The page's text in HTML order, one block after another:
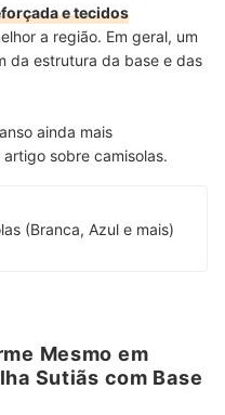
e tecidos
a região. Em geral, um
da estrutura da base e das
ainda mais
sobre camisolas.
(Branca, Azul e mais)
Mesmo em
Sutiãs com Base